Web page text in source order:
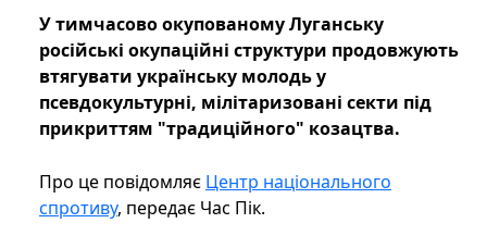
У тимчасово окупованому Луганську
російські окупаційні структури продовжують
втягувати українську молодь у
псевдокультурні, мілітаризовані секти під
прикриттям "традиційного" козацтва.
Про це повідомляє Центр національного
спротиву, передає Час Пік.